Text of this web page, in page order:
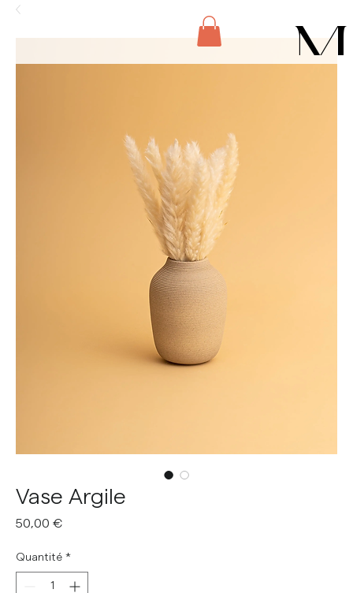
M
Vase Argile
50,00 €Prix
Quantité *